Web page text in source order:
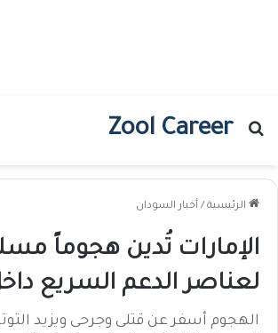
Zool Career
بحث عن
الرئيسية / أخبار السودان
الإمارات تُدين هجوماً
لعناصر الدعم السريع
الهجوم أسفر عن قتلى وجرحى ويزيد